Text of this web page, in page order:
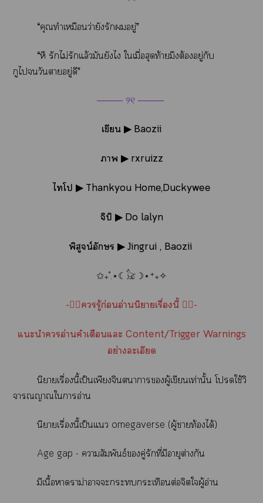
“คุณทำเหมือนว่ายังรักอยู่”
“หึ รักไม่รักแล้วมันยังไ ใเมื่อสุดท้ายมึงต้องอยู่กับ
กูไวันาอยู่ดี”
──── ୨୧ ────
เขียน ▶ Baozii
า ▶ rxruizz
ไโ ▶ Thankyou Home,Duckywee
จิบิ ▶ Do lalyn
พิสูจน์อักษร ▶ Jingrui , Baozii
✩₊˚.⋆☾𓃠☽⋆⁺₊✧
-👉🏻รู้ก่อนอ่านนิยายเรื่องนี้ 👈🏻-
แะนำอ่านคำเตือนแะ Content/Trigger Warnings
อย่างละเอียด
นิยายเรื่องนี้เป็นเพียงจินตนาการผู้เขียนเท่านั้น โใช้วิ
จารณญาณใาอ่าน
นิยายเรื่องนี้เป็นแ omegaverse (ผู้าท้องได้)
Age gap - าสัมพันธ์คู่รักที่มีอายุต่างกัน
มีเนื้อาราม่าาะะกระเทือนต่อจิตใผู้อ่าน